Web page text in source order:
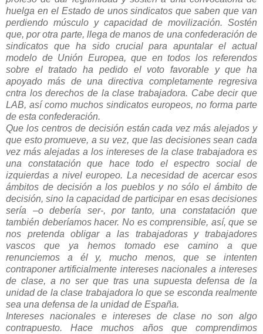
huelga en el Estado de unos sindicatos que saben que van
perdiendo músculo y capacidad de movilización. Sostén
que, por otra parte, llega de manos de una confederación de
sindicatos que ha sido crucial para apuntalar el actual
modelo de Unión Europea, que en todos los referendos
sobre el tratado ha pedido el voto favorable y que ha
apoyado más de una directiva completamente regresiva
cntra los derechos de la clase trabajadora. Cabe decir que
LAB, así como muchos sindicatos europeos, no forma parte
de esta confederación.
Que los centros de decisión están cada vez más alejados y
que esto promueve, a su vez, que las decisiones sean cada
vez más alejadas a los intereses de la clase trabajadora es
una constatación que hace todo el espectro social de
izquierdas a nivel europeo. La necesidad de acercar esos
ámbitos de decisión a los pueblos y no sólo el ámbito de
decisión, sino la capacidad de participar en esas decisiones
sería –o debería ser-, por tanto, una constatación que
también deberíamos hacer. No es comprensible, así, que se
nos pretenda obligar a las trabajadoras y trabajadores
vascos que ya hemos tomado ese camino a que
renunciemos a él y, mucho menos, que se intenten
contraponer artificialmente intereses nacionales a intereses
de clase, a no ser que tras una supuesta defensa de la
unidad de la clase trabajadora lo que se esconda realmente
sea una defensa de la unidad de España.
Intereses nacionales e intereses de clase no son algo
contrapuesto. Hace muchos años que comprendimos